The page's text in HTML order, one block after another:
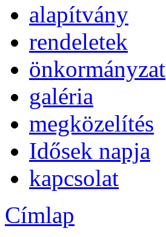
alapítvány
rendeletek
önkormányzat
galéria
megközelítés
Idősek napja
kapcsolat
Címlap